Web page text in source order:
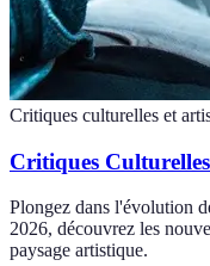
Critiques culturelles et
Critiques
Plongez dans l'évolution
2026, découvrez les
paysage artistique.